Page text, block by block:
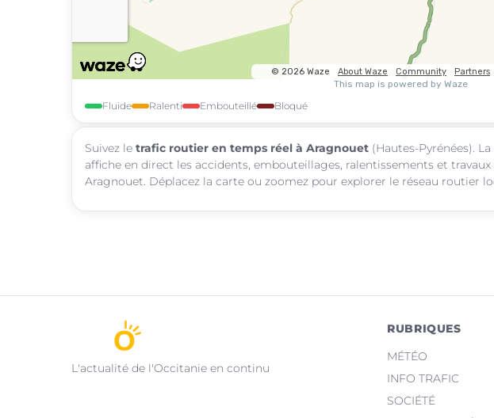
Fluide Ralenti Embouteillé Bloqué
Suivez le trafic routier en temps réel à Aragnouet (Hautes-Pyrénées).
affiche en direct les accidents, embouteillages, ralentissements et
Aragnouet. Déplacez la carte ou zoomez pour explorer le réseau routier
L'actualité de l'Occitanie en continu
RUBRIQUES
MÉTÉO
INFO TRAFIC
SOCIÉTÉ